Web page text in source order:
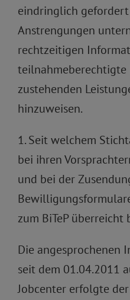
eindringlich gefordert
Anstrengungen
rechtzeitigen
zustehenden
hinzuweisen.
1. Seit welchem
bei ihren
und bei der
zum BiTeP überreicht
Die angesprochenen
seit dem 01.04.2011
Jobcenter erfolgte